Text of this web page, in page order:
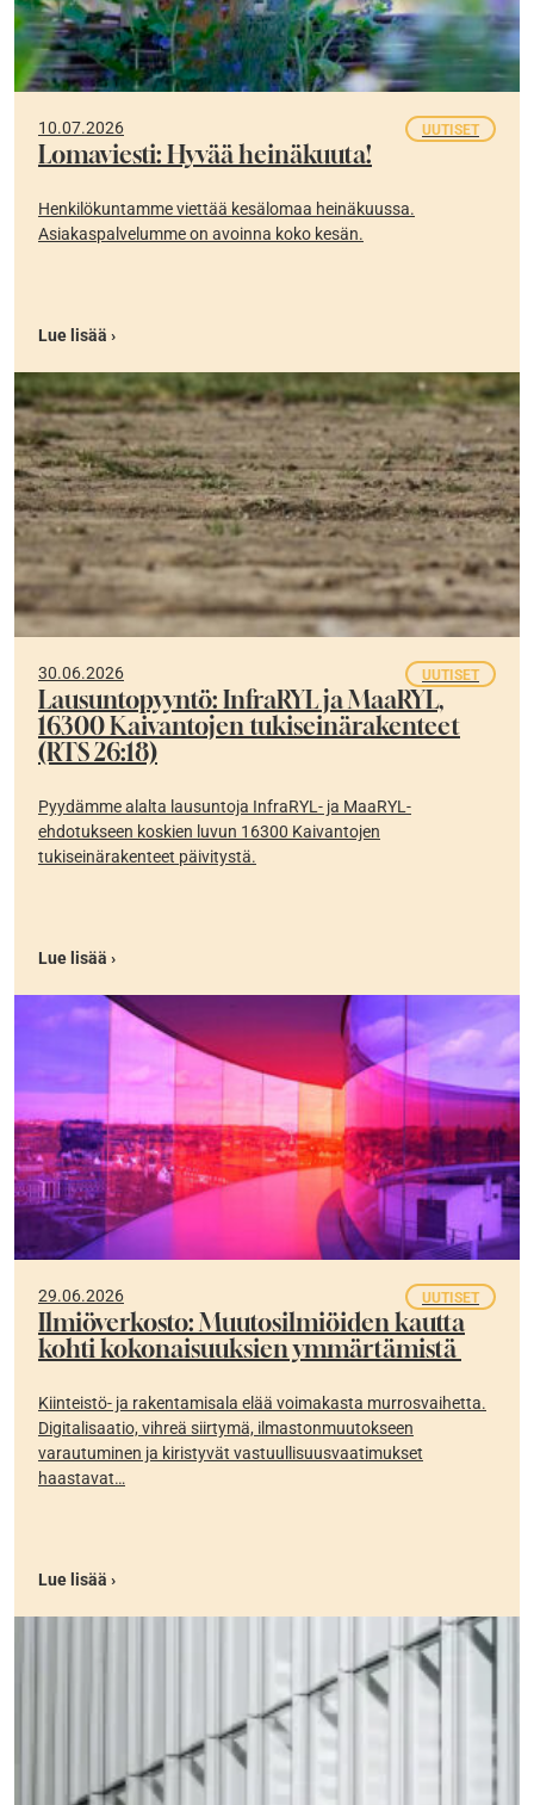
10.07.2026 UUTISET
Lomaviesti: Hyvää heinäkuuta!
Henkilökuntamme viettää kesälomaa heinäkuussa.
Asiakaspalvelumme on avoinna koko kesän.
Lue lisää ›
30.06.2026 UUTISET
Lausuntopyyntö: InfraRYL ja MaaRYL,
16300 Kaivantojen tukiseinärakenteet
(RTS 26:18)
Pyydämme alalta lausuntoja InfraRYL- ja MaaRYL-
ehdotukseen koskien luvun 16300 Kaivantojen
tukiseinärakenteet päivitystä.
Lue lisää ›
29.06.2026 UUTISET
Ilmiöverkosto: Muutosilmiöiden kautta
kohti kokonaisuuksien ymmärtämistä
Kiinteistö- ja rakentamisala elää voimakasta murrosvaihetta.
Digitalisaatio, vihreä siirtymä, ilmastonmuutokseen
varautuminen ja kiristyvät vastuullisuusvaatimukset
haastavat…
Lue lisää ›